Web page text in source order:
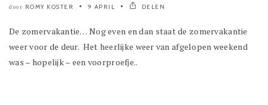
door ROMY KOSTER 9 APRIL DELEN
De zomervakantie… Nog even en dan staat de zomervakantie
weer voor de deur. Het heerlijke weer van afgelopen weekend
was – hopelijk – een voorproefje..